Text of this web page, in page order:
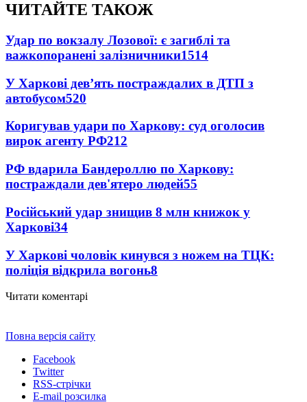
ЧИТАЙТЕ ТАКОЖ
Удар по вокзалу Лозової: є загиблі та
важкопоранені залізничники1514
У Харкові дев’ять постраждалих в ДТП з
автобусом520
Коригував удари по Харкову: суд оголосив
вирок агенту РФ212
РФ вдарила Бандероллю по Харкову:
постраждали дев'ятеро людей55
Російський удар знищив 8 млн книжок у
Харкові34
У Харкові чоловік кинувся з ножем на ТЦК:
поліція відкрила вогонь8
Читати коментарі
Повна версія сайту
Facebook
Twitter
RSS-стрічки
E-mail розсилка